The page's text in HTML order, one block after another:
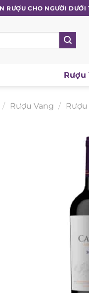
RƯỢU CHO NGƯỜI DƯỚI
Rượu
Rượu Vang Rượu